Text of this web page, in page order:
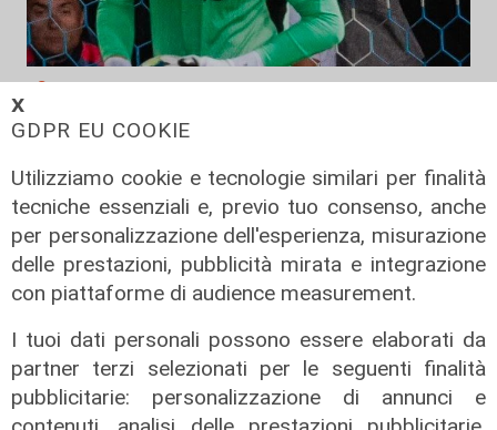
𝗫
GDPR EU COOKIE
Utilizziamo cookie e tecnologie similari per finalità
tecniche essenziali e, previo tuo consenso, anche
per personalizzazione dell'esperienza, misurazione
delle prestazioni, pubblicità mirata e integrazione
con piattaforme di audience measurement.
I tuoi dati personali possono essere elaborati da
partner terzi selezionati per le seguenti finalità
pubblicitarie: personalizzazione di annunci e
Calciomercato
Sampdoria, porte girevoli: in arrivo
09/08/2026
di Redazione Sport